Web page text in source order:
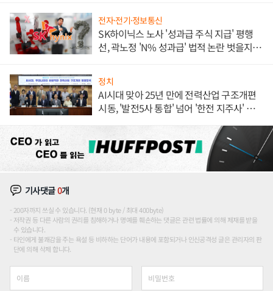
전자·전기·정보통신
SK하이닉스 노사 '성과급 주식 지급' 평행
선, 곽노정 'N% 성과급' 법적 논란 벗을지 주
정치
AI시대 맞아 25년 만에 전력산업 구조개편
시동, '발전5사 통합' 넘어 '한전 지주사' 재편
기사댓글0개
200자까지 쓰실 수 있습니다. (현재 0 byte / 최대 400byte)
저작권 등 다른 사람의 권리를 침해하거나 명예를 훼손하는 댓글은 관련 법률에 의해 제재를 받을
수 있습니다.
타인에게 불쾌감을 주는 욕설 등 비하하는 단어가 내용에 포함되거나 인신공격성 글은 관리자의 판
단에 의해 삭제 합니다.